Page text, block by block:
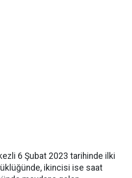
6 Şubat 2023 tarihinde ilki
ikincisi ise saat